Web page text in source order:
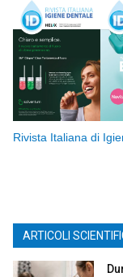
Rivista Italiana di
ARTICOLI